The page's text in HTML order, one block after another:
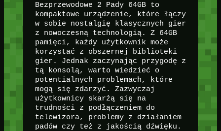
Bezprzewodowe 2 Pady 64GB to
kompaktowe urządzenie, które łączy
w sobie nostalgię klasycznych gier
z nowoczesną technologią. Z 64GB
pamięci, każdy użytkownik może
korzystać z obszernej biblioteki
gier. Jednak zaczynając przygodę z
tą konsolą, warto wiedzieć o
potentialnych problemach, które
mogą się zdarzyć. Zazwyczaj
użytkownicy skarżą się na
trudności z podłączeniem do
telewizora, problemy z działaniem
padów czy też z jakością dźwięku.